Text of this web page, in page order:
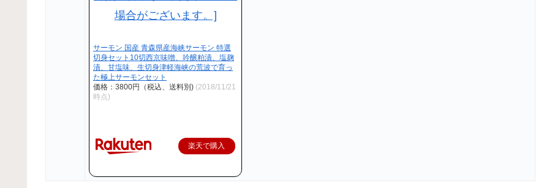
サーモン 国産 青森県産海峡サーモン 特選
切身セット10切西京味噌、吟醸粕漬、塩麹
漬、甘塩味、生切身津軽海峡の荒波で育っ
た極上サーモンセット
価格：3800円（税込、送料別) (2018/11/21
時点)
楽天で購入